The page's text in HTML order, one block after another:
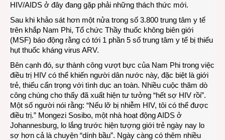
HIV/AIDS ở đây đang gặp phải những thách thức mới.
Sau khi khảo sát hơn một nửa trong số 3.800 trung tâm y tế
trên khắp Nam Phi, Tổ chức Thầy thuốc không biên giới
(MSF) báo động rằng có tới 1 phần 5 số trung tâm y tế bị thiếu
hụt thuốc kháng virus ARV.
Bên cạnh đó, sự thành công vượt bực của Nam Phi trong việc
điều trị HIV có thể khiến người dân nước này, đặc biệt là giới
trẻ, thiếu cẩn trọng với tình dục an toàn. Nhiều cuộc thăm dò
công chúng cho thấy đã xuất hiện tư tưởng “hết sợ HIV rồi”.
Một số người nói rằng: “Nếu lỡ bị nhiễm HIV, tôi có thể được
điều trị.” Mongezi Sosibo, một nhà hoạt động AIDS ở
Johannesburg, lo lắng trước hiện tượng giới trẻ ngày nay lo
sợ hơn cả là chuyện “dính bầu”. Ngày càng có thêm nhiều